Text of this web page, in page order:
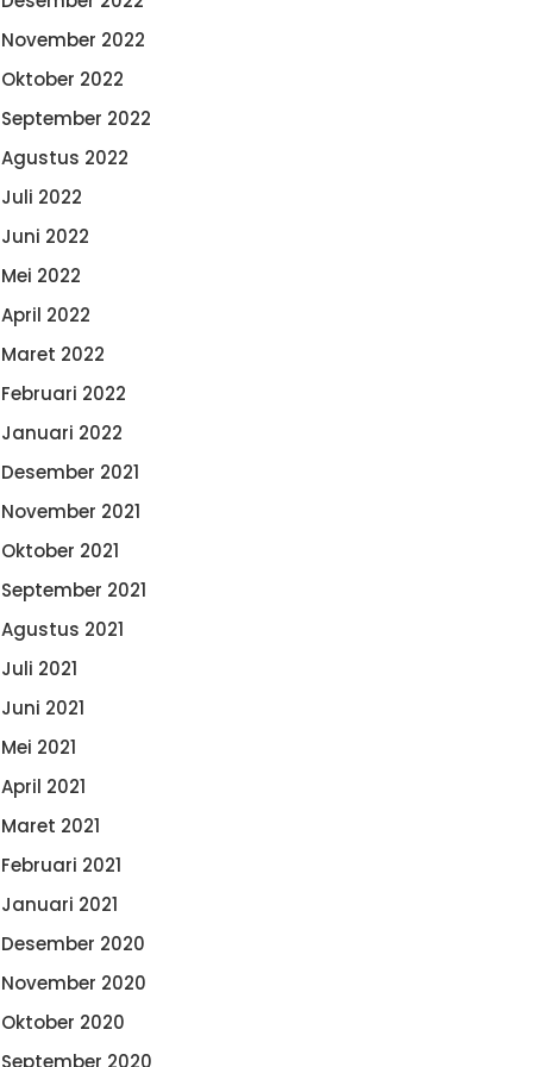
November 2022
Oktober 2022
September 2022
Agustus 2022
Juli 2022
Juni 2022
Mei 2022
April 2022
Maret 2022
Februari 2022
Januari 2022
Desember 2021
November 2021
Oktober 2021
September 2021
Agustus 2021
Juli 2021
Juni 2021
Mei 2021
April 2021
Maret 2021
Februari 2021
Januari 2021
Desember 2020
November 2020
Oktober 2020